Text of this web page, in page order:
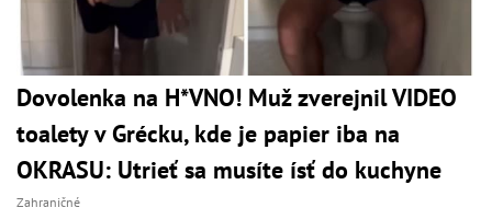
Dovolenka na H*VNO! Muž zverejnil VIDEO
toalety v Grécku, kde je papier iba na
OKRASU: Utrieť sa musíte ísť do kuchyne
Zahraničné